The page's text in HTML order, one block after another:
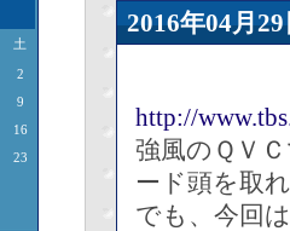
土
2
9
16
23
2016年04
http://
強風のＱＶ
ード頭を取
でも、今回